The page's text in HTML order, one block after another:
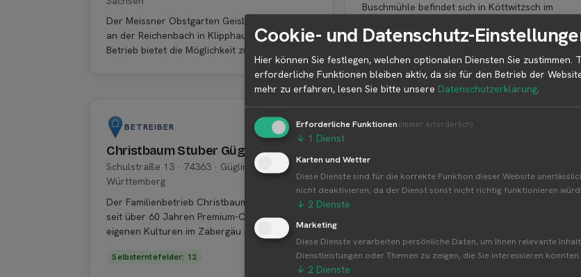
Der Meissner Obstgarten Geisler befindet sich
an der Reichenbach in Klipphausen. Der
Betrieb bietet die Möglichkeit zum ...
Buschmühle befindet sich in Köttwitzsch im
BETREIBER
Christbaum Stuber Güglingen
Schulstraße 13 · 74363 · Güglingen · Baden-
Württemberg
Der Familienbetrieb Christbaum Stuber bietet
seit über 60 Jahren Premium-Christbäume aus
eigenen Kulturen im Zabergäu in...
Selbsterntefelder: 12
BETREIBER
Schulstraße 13 · 74363 · Güglingen · Baden-
Württemberg
Sor...
Cookie- und Datenschutz-
Hier können Sie festlegen, welchen optionalen Diensten Sie zustimmen.
erforderliche Funktionen bleiben aktiv, da sie für den Betrieb der
mehr zu erfahren, lesen Sie bitte unsere Datenschutzerklärung.
Erforderliche Funktionen (immer erforderlich)
↓ 1 Dienst
Karten und Wetter
Diese Dienste sind für die korrekte Funktion dieser Website
nicht deaktivieren, da der Dienst sonst nicht richtig funktionieren
↓ 2 Dienste
Marketing
Diese Dienste verarbeiten persönliche Daten, um Ihnen relevante
Dienstleistungen oder Themen zu zeigen, die Sie interessieren könnten.
↓ 2 Dienste